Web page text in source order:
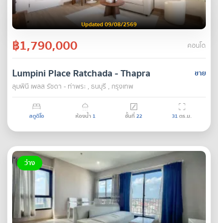
Updated 09/08/2569
฿1,790,000 คอนโด
ขาย
Lumpini Place Ratchada - Thapra
ลุมพินี เพลส รัชดา - ท่าพระ , ธนบุรี , กรุงเทพ
สตูดิโอ ห้องน้ำ 1 ชั้นที่22 31ตร.ม.
ว่าง